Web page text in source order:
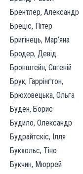
Брентлер, Александр
Бреціс, Пітер
Бригінець, Мар’яна
Бродер, Девід
Бронштейн, Євгеній
Брук, Гаррінґтон,
Брюховецька, Ольга
Буден, Борис
Будило, Олександр
Будрайтскіс, Ілля
Букхольс, Тіно
Букчин, Мюррей